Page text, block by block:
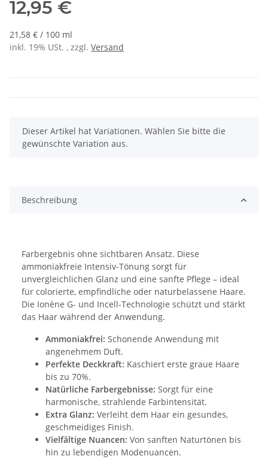
12,95 €
21,58 € / 100 ml
inkl. 19% USt. , zzgl. Versand
x
Dieser Artikel hat Variationen. Wählen Sie bitte die
gewünschte Variation aus.
Beschreibung
Farbergebnis ohne sichtbaren Ansatz. Diese
ammoniakfreie Intensiv-Tönung sorgt für
unvergleichlichen Glanz und eine sanfte Pflege – ideal
für colorierte, empfindliche oder naturbelassene Haare.
Die Ionène G- und Incell-Technologie schützt und stärkt
das Haar während der Anwendung.
Ammoniakfrei: Schonende Anwendung mit
angenehmem Duft.
Perfekte Deckkraft: Kaschiert erste graue Haare
bis zu 70%.
Natürliche Farbergebnisse: Sorgt für eine
harmonische, strahlende Farbintensität.
Extra Glanz: Verleiht dem Haar ein gesundes,
geschmeidiges Finish.
Vielfältige Nuancen: Von sanften Naturtönen bis
hin zu lebendigen Modenuancen.